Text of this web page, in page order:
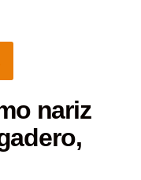
nariz